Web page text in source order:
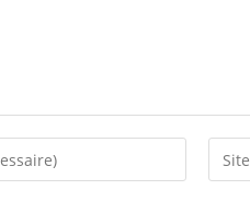
Saisir
l’URL